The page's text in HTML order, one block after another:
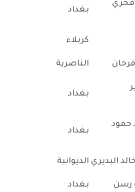
بغداد
كربلاء
الناصرية
بغداد
بغداد
البديري الديوانية
رسن بغداد